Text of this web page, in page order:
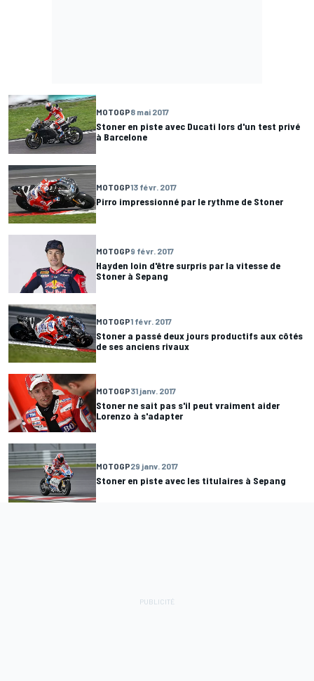
MOTOGP8 mai 2017
Stoner en piste avec Ducati lors d'un test privé
à Barcelone
MOTOGP13 févr. 2017
Pirro impressionné par le rythme de Stoner
MOTOGP9 févr. 2017
Hayden loin d'être surpris par la vitesse de
Stoner à Sepang
MOTOGP1 févr. 2017
Stoner a passé deux jours productifs aux côtés
de ses anciens rivaux
MOTOGP31 janv. 2017
Stoner ne sait pas s'il peut vraiment aider
Lorenzo à s'adapter
MOTOGP29 janv. 2017
Stoner en piste avec les titulaires à Sepang